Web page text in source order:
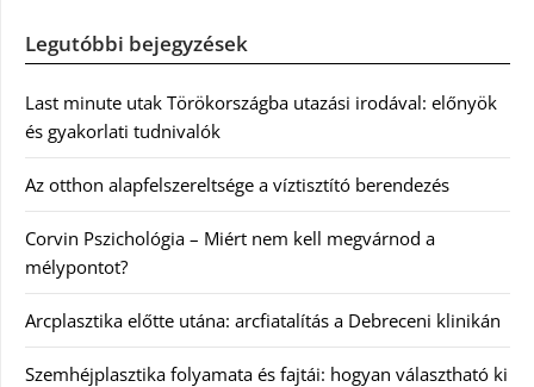
Legutóbbi bejegyzések
Last minute utak Törökországba utazási irodával: előnyök
és gyakorlati tudnivalók
Az otthon alapfelszereltsége a víztisztító berendezés
Corvin Pszichológia – Miért nem kell megvárnod a
mélypontot?
Arcplasztika előtte utána: arcfiatalítás a Debreceni klinikán
Szemhéjplasztika folyamata és fajtái: hogyan választható ki